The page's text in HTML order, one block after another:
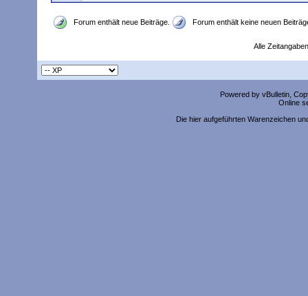
Forum enthält neue Beiträge. Forum enthält keine neuen
Alle
Powered by vBulletin,
Online
Die hier aufgeführten Warenzeichen